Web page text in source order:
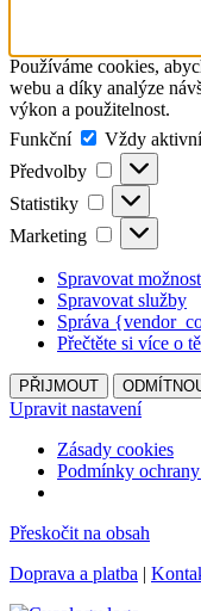
Používáme cookies,
webu a díky analýze
výkon a použitelnost.
Funkční
Funkční
Vždy
Předvolby
Předvolby
Statistiky Statistiky
Marketing Marketing
Spravovat
Spravovat služby
Správa
Přečtěte si více o
PŘIJMOUT
Upravit nastavení
Zásady cookies
Podmínky
Přeskočit na obsah
Doprava a platba |